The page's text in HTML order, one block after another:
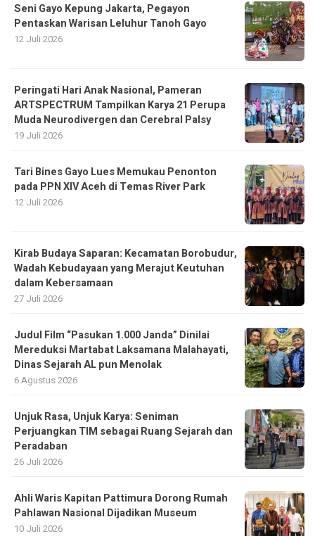
Seni Gayo Kepung Jakarta, Pegayon
Pentaskan Warisan Leluhur Tanoh Gayo
12 Juli 2026
Peringati Hari Anak Nasional, Pameran
ARTSPECTRUM Tampilkan Karya 21 Perupa
Muda Neurodivergen dan Cerebral Palsy
19 Juli 2026
Tari Bines Gayo Lues Memukau Penonton
pada PPN XIV Aceh di Temas River Park
12 Juli 2026
Kirab Budaya Saparan: Kecamatan Borobudur,
Wadah Kebudayaan yang Merajut Keutuhan
dalam Kebersamaan
27 Juli 2026
Judul Film “Pasukan 1.000 Janda” Dinilai
Mereduksi Martabat Laksamana Malahayati,
Dinas Sejarah AL pun Menolak
6 Agustus 2026
Unjuk Rasa, Unjuk Karya: Seniman
Perjuangkan TIM sebagai Ruang Sejarah dan
Peradaban
26 Juli 2026
Ahli Waris Kapitan Pattimura Dorong Rumah
Pahlawan Nasional Dijadikan Museum
10 Juli 2026